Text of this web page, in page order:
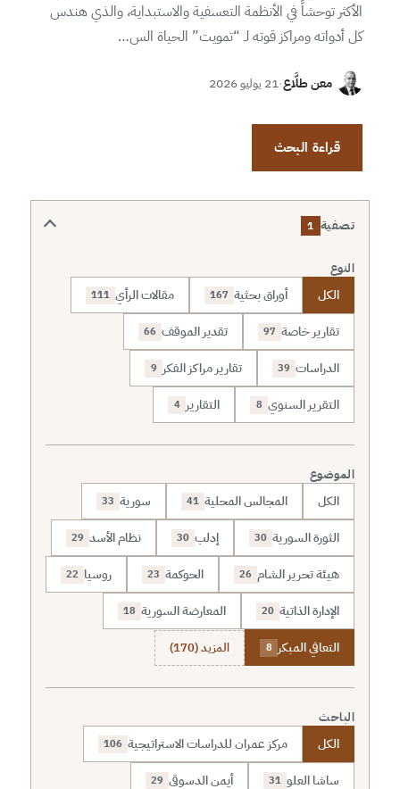
الأكثر توحشاً في الأنظمة التعسفية والاستبداية، والذي هندس
كل أدواته ومراكز قوته لـ “تمويت” الحياة الس…
معن طلَّاع·21 يوليو 2026
قراءة البحث
تصفية 1
النوع
الكل أوراق بحثية 167 مقالات الرأي 111
تقارير خاصة 97 تقدير الموقف 66
الدراسات 39 تقارير مراكز الفكر 9
التقرير السنوي 8 التقارير 4
الموضوع
الكل المجالس المحلية 41 سورية 33
الثورة السورية 30 إدلب 30 نظام الأسد 29
هيئة تحرير الشام 26 الحوكمة 23 روسيا 22
الإدارة الذاتية 20 المعارضة السورية 18
التعافي المبكر 8 المزيد (170)
الباحث
الكل مركز عمران للدراسات الاستراتيجية 106
ساشا العلو 31 أيمن الدسوقي 29